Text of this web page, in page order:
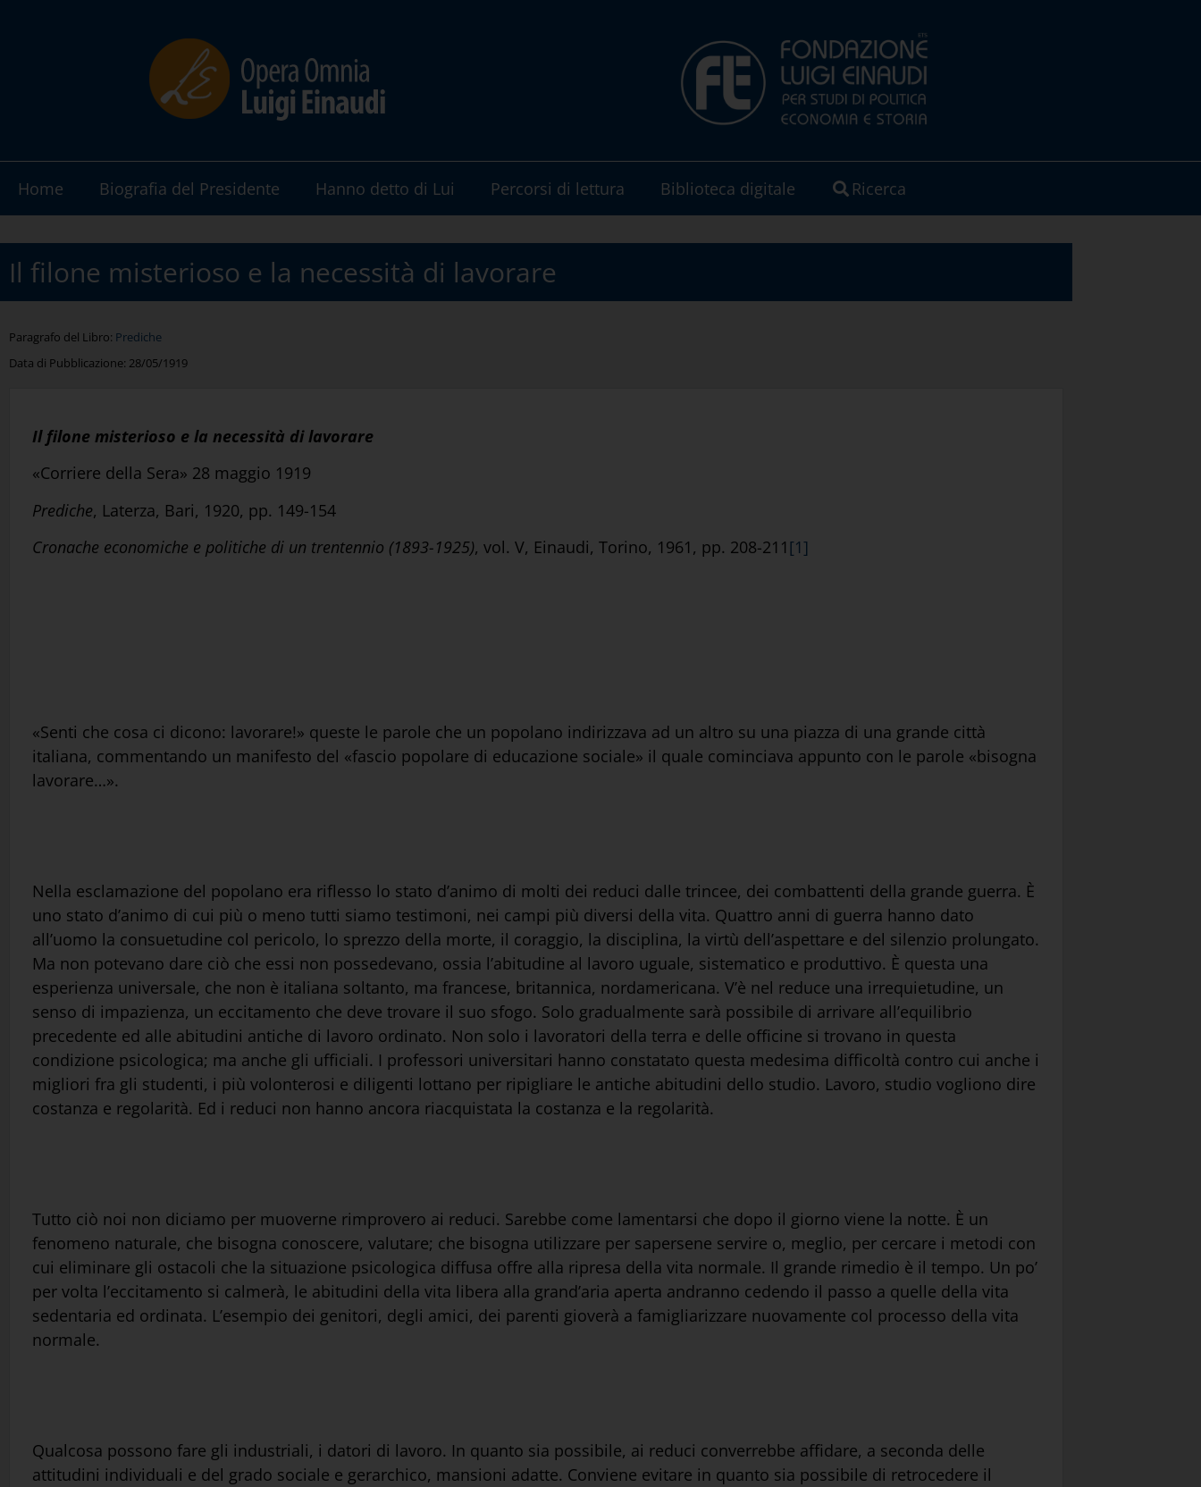
Home Biografia del Presidente Hanno detto di Lui Percorsi di lettura Biblioteca digitale Ricerca
Il filone misterioso e la necessità di lavorare
Paragrafo del Libro: Prediche
Data di Pubblicazione: 28/05/1919
Il filone misterioso e la necessità di lavorare
«Corriere della Sera» 28 maggio 1919
Prediche, Laterza, Bari, 1920, pp. 149-154
Cronache economiche e politiche di un trentennio (1893-1925), vol. V, Einaudi, Torino, 1961, pp. 208-211 [1]
«Senti che cosa ci dicono: lavorare!» queste le parole che un popolano indirizzava ad un altro su una piazza di una grande città
italiana, commentando un manifesto del «fascio popolare di educazione sociale» il quale cominciava appunto con le parole «bisogna
lavorare…».
Nella esclamazione del popolano era riflesso lo stato d’animo di molti dei reduci dalle trincee, dei combattenti della grande guerra. È
uno stato d’animo di cui più o meno tutti siamo testimoni, nei campi più diversi della vita. Quattro anni di guerra hanno dato
all’uomo la consuetudine col pericolo, lo sprezzo della morte, il coraggio, la disciplina, la virtù dell’aspettare e del silenzio prolungato.
Ma non potevano dare ciò che essi non possedevano, ossia l’abitudine al lavoro uguale, sistematico e produttivo. È questa una
esperienza universale, che non è italiana soltanto, ma francese, britannica, nordamericana. V’è nel reduce una irrequietudine, un
senso di impazienza, un eccitamento che deve trovare il suo sfogo. Solo gradualmente sarà possibile di arrivare all’equilibrio
precedente ed alle abitudini antiche di lavoro ordinato. Non solo i lavoratori della terra e delle officine si trovano in questa
condizione psicologica; ma anche gli ufficiali. I professori universitari hanno constatato questa medesima difficoltà contro cui anche i
migliori fra gli studenti, i più volonterosi e diligenti lottano per ripigliare le antiche abitudini dello studio. Lavoro, studio vogliono dire
costanza e regolarità. Ed i reduci non hanno ancora riacquistata la costanza e la regolarità.
Tutto ciò noi non diciamo per muoverne rimprovero ai reduci. Sarebbe come lamentarsi che dopo il giorno viene la notte. È un
fenomeno naturale, che bisogna conoscere, valutare; che bisogna utilizzare per sapersene servire o, meglio, per cercare i metodi con
cui eliminare gli ostacoli che la situazione psicologica diffusa offre alla ripresa della vita normale. Il grande rimedio è il tempo. Un po’
per volta l’eccitamento si calmerà, le abitudini della vita libera alla grand’aria aperta andranno cedendo il passo a quelle della vita
sedentaria ed ordinata. L’esempio dei genitori, degli amici, dei parenti gioverà a famigliarizzare nuovamente col processo della vita
normale.
Qualcosa possono fare gli industriali, i datori di lavoro. In quanto sia possibile, ai reduci converrebbe affidare, a seconda delle
attitudini individuali e del grado sociale e gerarchico, mansioni adatte. Conviene evitare in quanto sia possibile di retrocedere il